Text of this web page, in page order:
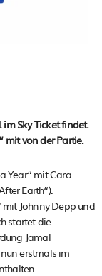
im Sky Ticket findet.
mit von der Partie.
Year“ mit Cara
Earth“).
Johnny Depp und
startet die
Jamal
erstmals im